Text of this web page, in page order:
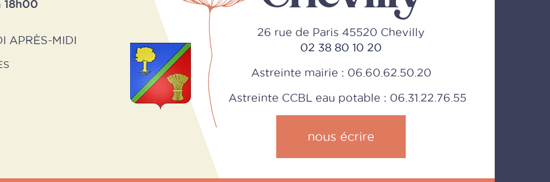
18h00
APRÈS-MIDI
26 rue de Paris 45520 Chevilly
02 38 80 10 20
Astreinte mairie : 06.60.62.50.20
Astreinte CCBL eau potable : 06.31.22.76.55
nous écrire